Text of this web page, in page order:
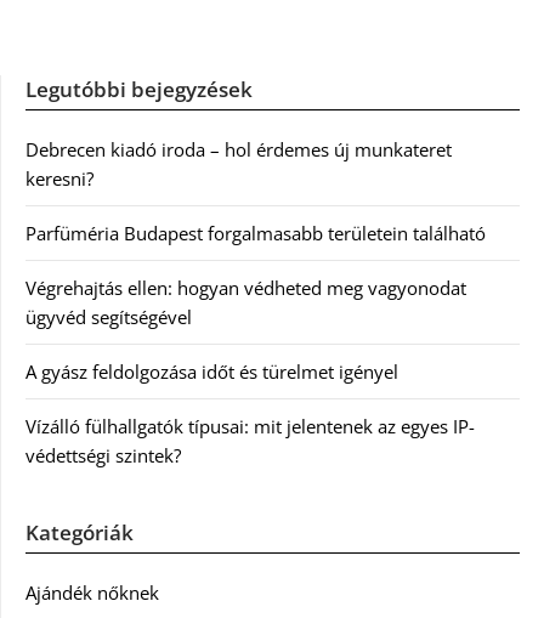
Legutóbbi bejegyzések
Debrecen kiadó iroda – hol érdemes új munkateret
keresni?
Parfüméria Budapest forgalmasabb területein található
Végrehajtás ellen: hogyan védheted meg vagyonodat
ügyvéd segítségével
A gyász feldolgozása időt és türelmet igényel
Vízálló fülhallgatók típusai: mit jelentenek az egyes IP-
védettségi szintek?
Kategóriák
Ajándék nőknek